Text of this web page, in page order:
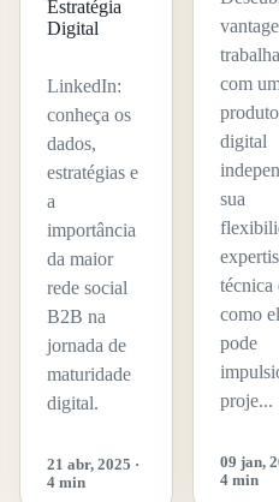
Estratégia
Digital
LinkedIn:
conheça os
dados,
estratégias e
a
importância
da maior
rede social
B2B na
jornada de
maturidade
digital.
21 abr, 2025 ·
4 min
com
digital
sua
técnica
como
pode
proje...
09 jan,
4 min